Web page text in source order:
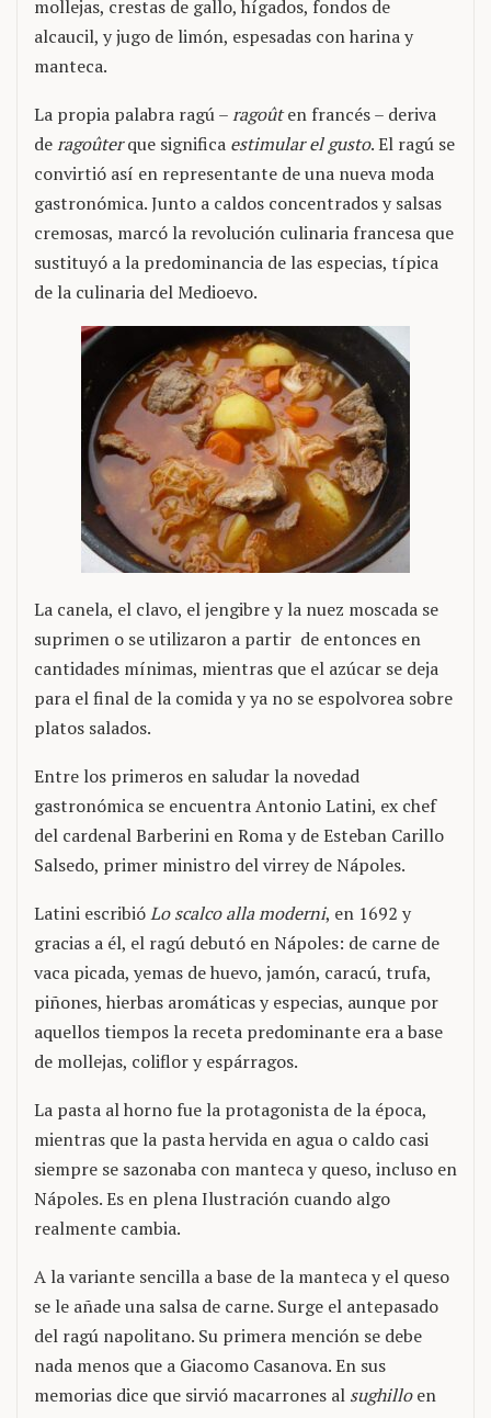
mollejas, crestas de gallo, hígados, fondos de
alcaucil, y jugo de limón, espesadas con harina y
manteca.
La propia palabra ragú –ragoûten francés – deriva
deragoûterque significa estimular el gusto. El ragú se
convirtió así en representante de una nueva moda
gastronómica. Junto a caldos concentrados y salsas
cremosas, marcó la revolución culinaria francesa que
sustituyó a la predominancia de las especias, típica
de la culinaria del Medioevo.
La canela, el clavo, el jengibre y la nuez moscada se
suprimen o se utilizaron a partir de entonces en
cantidades mínimas, mientras que el azúcar se deja
para el final de la comida y ya no se espolvorea sobre
platos salados.
Entre los primeros en saludar la novedad
gastronómica se encuentra Antonio Latini, ex chef
del cardenal Barberini en Roma y de Esteban Carillo
Salsedo, primer ministro del virrey de Nápoles.
Latini escribióLo scalco alla moderni, en 1692 y
gracias a él, el ragú debutó en Nápoles: de carne de
vaca picada, yemas de huevo, jamón, caracú, trufa,
piñones, hierbas aromáticas y especias, aunque por
aquellos tiempos la receta predominante era a base
de mollejas, coliflor y espárragos.
La pasta al horno fue la protagonista de la época,
mientras que la pasta hervida en agua o caldo casi
siempre se sazonaba con manteca y queso, incluso en
Nápoles. Es en plena Ilustración cuando algo
realmente cambia.
A la variante sencilla a base de la manteca y el queso
se le añade una salsa de carne. Surge el antepasado
del ragú napolitano. Su primera mención se debe
nada menos que a Giacomo Casanova. En sus
memorias dice que sirvió macarrones al sughilloen